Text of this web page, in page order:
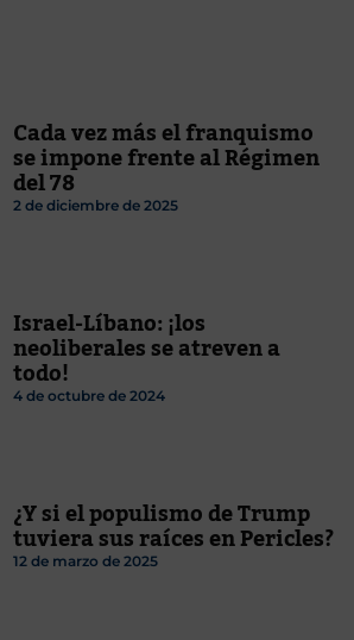
Cada vez más el franquismo
se impone frente al Régimen
del 78
2 de diciembre de 2025
Israel-Líbano: ¡los
neoliberales se atreven a
todo!
4 de octubre de 2024
¿Y si el populismo de Trump
tuviera sus raíces en Pericles?
12 de marzo de 2025